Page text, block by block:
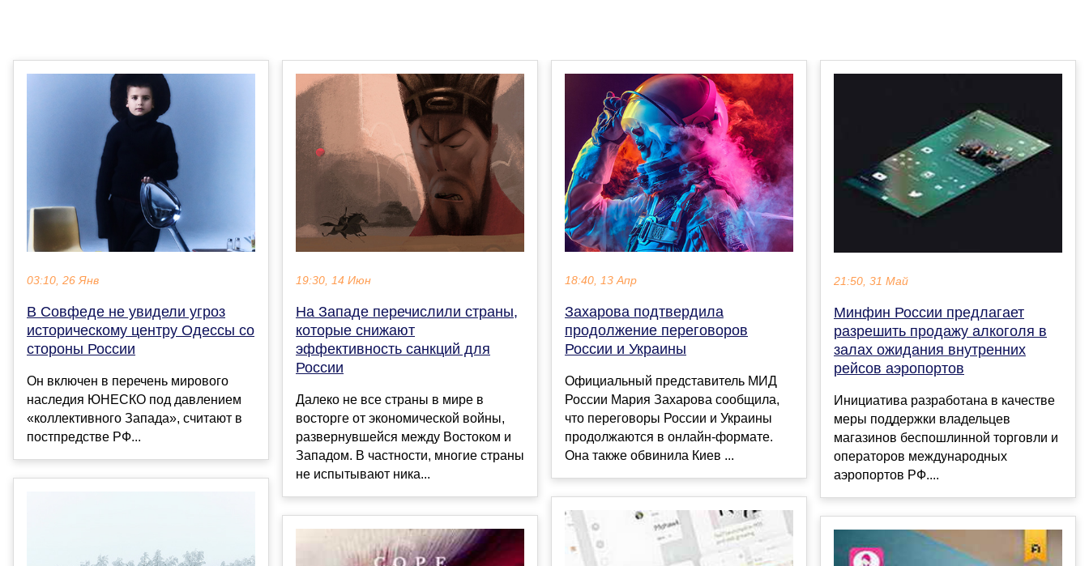
03:10, 26 Янв
В Совфеде не увидели угроз
историческому центру Одессы со
стороны России
Он включен в перечень мирового
наследия ЮНЕСКО под давлением
«коллективного Запада», считают в
постпредстве РФ...
19:30, 14 Июн
На Западе перечислили страны,
которые снижают
эффективность санкций для
России
Далеко не все страны в мире в
восторге от экономической войны,
развернувшейся между Востоком и
Западом. В частности, многие страны
не испытывают ника...
18:40, 13 Апр
Захарова подтвердила
продолжение переговоров
России и Украины
Официальный представитель МИД
России Мария Захарова сообщила,
что переговоры России и Украины
продолжаются в онлайн-формате.
Она также обвинила Киев ...
21:50, 31 Май
Минфин России предлагает
разрешить продажу алкоголя в
залах ожидания внутренних
рейсов аэропортов
Инициатива разработана в качестве
меры поддержки владельцев
магазинов беспошлинной торговли и
операторов международных
аэропортов РФ....